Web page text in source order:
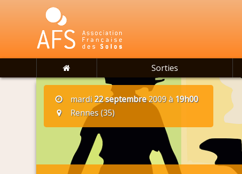
Sorties
mardi22 septembre2009 à 19h00
Rennes (35)